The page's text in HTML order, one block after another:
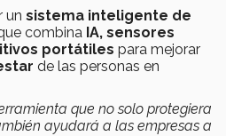
un sistema inteligente de
combina IA, sensores
portátiles para mejorar
de las personas en
que no solo protegiera
ayudará a las empresas a